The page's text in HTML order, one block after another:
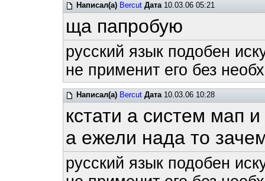
Написал(а) Bercut Дата10.03.06 05:21
ща папробую
русский язык подобен
не применит его без
Написал(а) Bercut Дата10.03.06 10:28
кстати а систем мап
а ежели нада то
русский язык подобен